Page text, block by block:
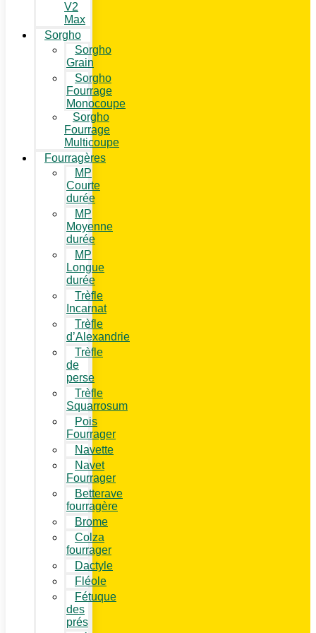
V2
Max
Sorgho
Sorgho
Grain
Sorgho
Fourrage
Monocoupe
Sorgho
Fourrage
Multicoupe
Fourragères
MP
Courte
durée
MP
Moyenne
durée
MP
Longue
durée
Trèfle
Incarnat
Trèfle
d’Alexandrie
Trèfle
de
perse
Trèfle
Squarrosum
Pois
Fourrager
Navette
Navet
Fourrager
Betterave
fourragère
Brome
Colza
fourrager
Dactyle
Fléole
Fétuque
des
prés